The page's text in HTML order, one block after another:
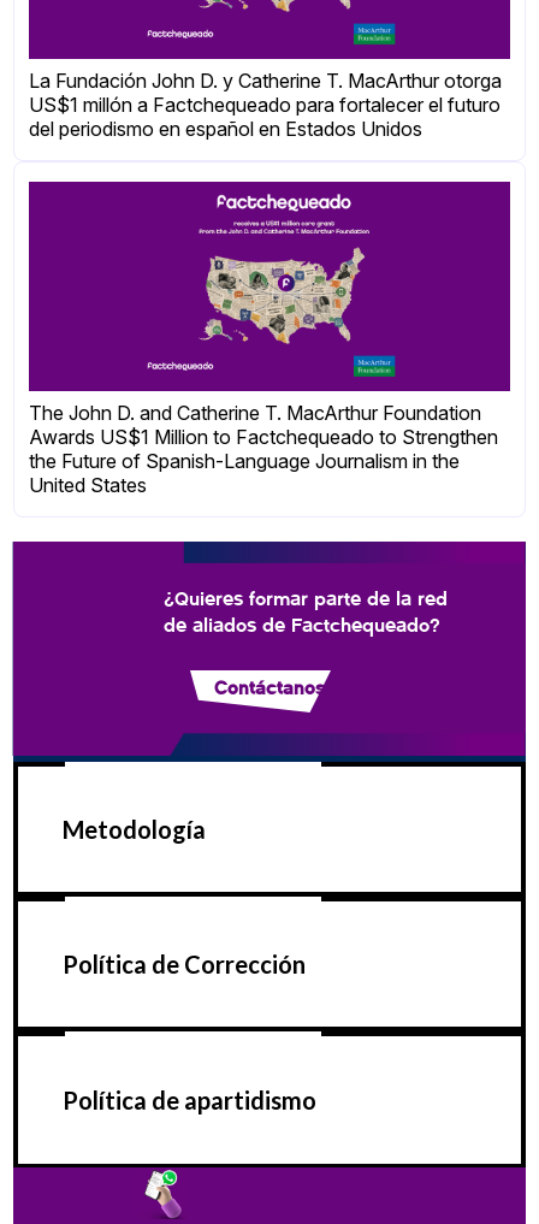
La Fundación John D. y Catherine T. MacArthur otorga
US$1 millón a Factchequeado para fortalecer el futuro
del periodismo en español en Estados Unidos
The John D. and Catherine T. MacArthur Foundation
Awards US$1 Million to Factchequeado to Strengthen
the Future of Spanish-Language Journalism in the
United States
¿Quieres formar parte de la red
de aliados de Factchequeado?
Contáctanos
Metodología
Política de Corrección
Política de apartidismo